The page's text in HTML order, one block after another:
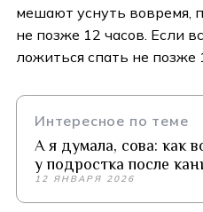
мешают уснуть вовремя,
не позже 12 часов. Если
ложиться спать не позже
Интересное по теме
А я думала, сова: как
у подростка после
12 ЯНВАРЯ 2026